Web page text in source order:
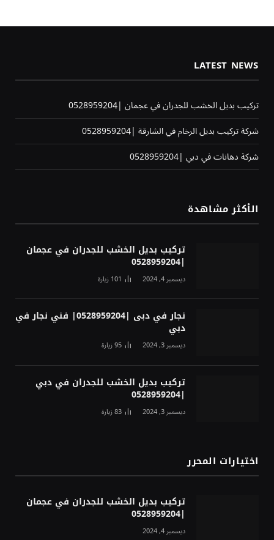
LATEST NEWS
تركيب بديل الخشب للجدران في عجمان |0528959204
شركة تركيب بديل الرخام في الشارقة |0528959204
شركة دهانات في دبي |0528959204
الأكثر مشاهدة
تركيب بديل الخشب للجدران في عجمان
|0528959204
ديسمبر 4, 2024 101زيارة
نجار في دبى |0528959204| فني نجار في
دبي
ديسمبر 3, 2024 95زيارة
تركيب بديل الخشب للجدران في دبي
|0528959204
ديسمبر 3, 2024 83زيارة
اختيارات المحرر
تركيب بديل الخشب للجدران في عجمان
|0528959204
ديسمبر 4, 2024